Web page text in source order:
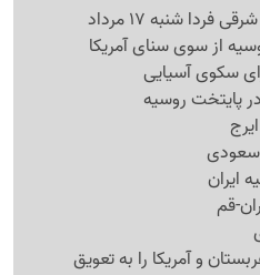
شنبه 17 مرداد
از سوی سنای آمریکا
سکوی آسیایی
پایتخت روسیه
سعودی
ایران
قم
و آمریکا را به تعویق